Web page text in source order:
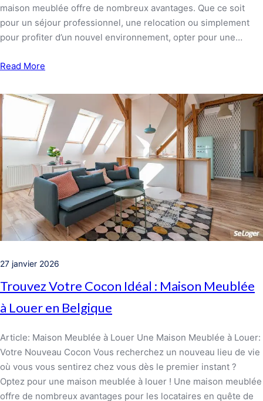
maison meublée offre de nombreux avantages. Que ce soit
pour un séjour professionnel, une relocation ou simplement
pour profiter d’un nouvel environnement, opter pour une…
Read More
27 janvier 2026
Trouvez Votre Cocon Idéal : Maison Meublée
à Louer en Belgique
Article: Maison Meublée à Louer Une Maison Meublée à Louer:
Votre Nouveau Cocon Vous recherchez un nouveau lieu de vie
où vous vous sentirez chez vous dès le premier instant ?
Optez pour une maison meublée à louer ! Une maison meublée
offre de nombreux avantages pour les locataires en quête de